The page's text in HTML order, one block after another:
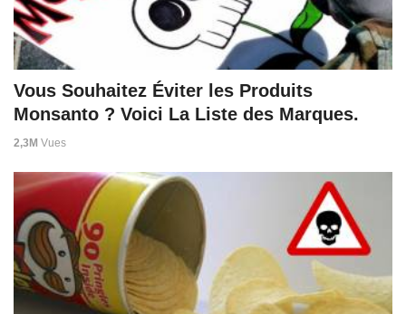
Vous Souhaitez Éviter les Produits
Monsanto ? Voici La Liste des Marques.
2,3M Vues